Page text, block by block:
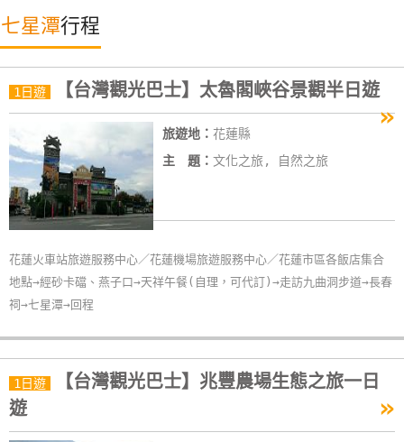
直接跟飯店訂房HOT
特
色
宿
全
租
車
帶
你
玩
七星潭行程
1日遊 【台灣觀光巴士】太魯閣峽谷景觀半日遊
»
旅遊地： 花蓮縣
主 題： 文化之旅, 自然之旅
花蓮火車站旅遊服務中心／花蓮機場旅遊服務中心／花蓮市區各飯店集合
地點→經砂卡礑、燕子口→天祥午餐(自理，可代訂)→走訪九曲洞步道→長春
祠→七星潭→回程
1日遊
【台灣觀光巴士】兆豐農場生態之旅一日
遊
»